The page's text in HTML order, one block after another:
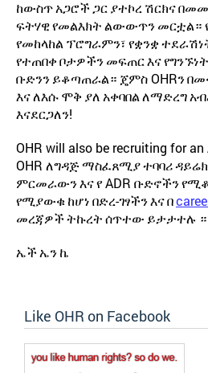
ከውስጥአጋሮች ጋር ያተኮረ ሽርክና
ፍትሃዊየመልእክት ልውውጥን መርቷል።
የመከላከል ፕሮግራምን፣ የቋንቋ
የተጠበቀቦታዎችን መፍጠርእናየግንኙነት
ቡድንን ይቆጣጠራል። ጄምስ OHRን
እናለእሱ ሞቅ ያለ አቀባበል ለማድረግ
እናደርጋለን!
OHR will also be recruiting for
OHR ለግዳጅማስፈጸሚያተባባሪ
ምርመራውንእናየ ADR ቡድኖችን
የሚያውቁ ከሆነ በድረ-ገፃችንእናበ
መረጃዎች ትኩረት ሰጥተው ይታታተሉ ።
ኤች ኤን ኬ
Like OHR on Facebook